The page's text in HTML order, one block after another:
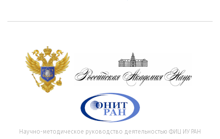
Научно-методическое руководство деятельностью ФИЦ ИУ РАН